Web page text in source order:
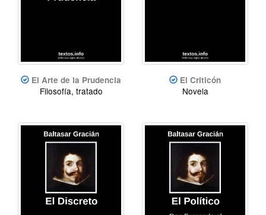
El Arte de la Prudencia
Filosofía, tratado
El Criticón
Novela